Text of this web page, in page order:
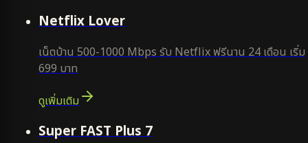
Netflix Lover
เน็ตบ้าน 500-1000 Mbps รับ Netflix ฟรีนาน 24 เดือน เริ่ม
699 บาท
ดูเพิ่มเติม
Super FAST Plus 7